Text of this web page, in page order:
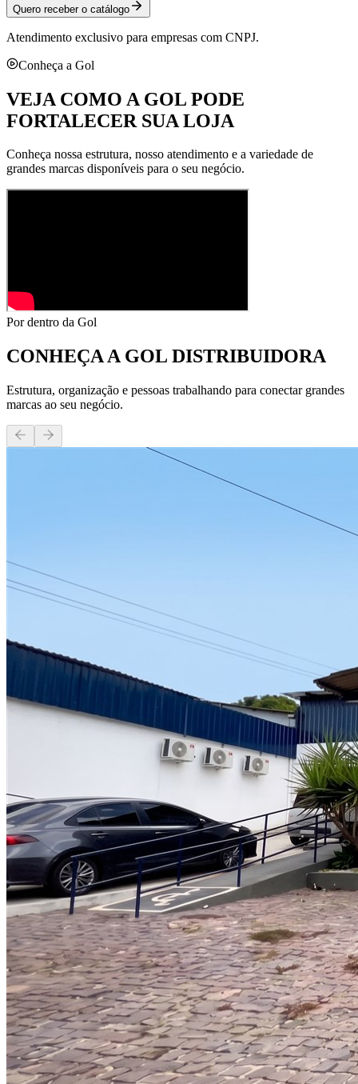
Quero receber o catálogo
Atendimento exclusivo para empresas com CNPJ.
Conheça a Gol
VEJA COMO A GOL PODE
FORTALECER SUA LOJA
Conheça nossa estrutura, nosso atendimento e a variedade de
grandes marcas disponíveis para o seu negócio.
Por dentro da Gol
CONHEÇA AGOL DISTRIBUIDORA
Estrutura, organização e pessoas trabalhando para conectar grandes
marcas ao seu negócio.